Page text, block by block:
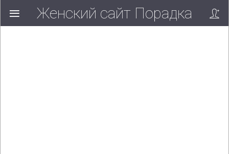
Женский сайт Порадка